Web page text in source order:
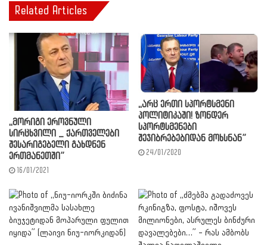
Related Articles
,,მორიგი ეროვნული
სირცხვილი _ ქართველები
შესარიგებელი გახდნენ
ერთმანეთში”
16/01/2021
,,არც ერთი სპორტსმენი
პოლიტიკაში! ზონდერ
სპორტსმენები
შეჯიბრებებიდან მოხსნან”
24/01/2020